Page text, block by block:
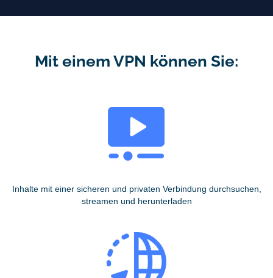
Mit einem VPN können Sie:
Inhalte mit einer sicheren und privaten Verbindung durchsuchen,
streamen und herunterladen